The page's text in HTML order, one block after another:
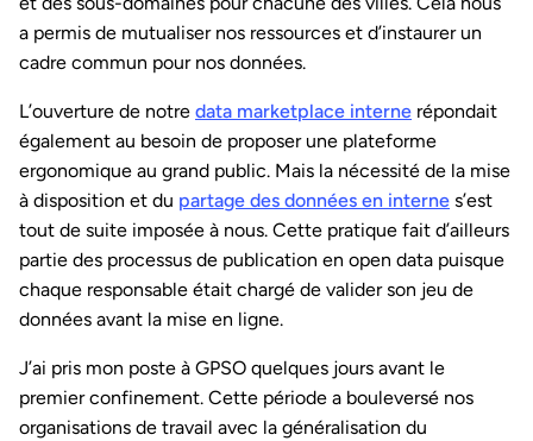
a permis de mutualiser nos ressources et d’instaurer un
cadre commun pour nos données.
L’ouverture de notre data marketplace interne répondait
également au besoin de proposer une plateforme
ergonomique au grand public. Mais la nécessité de la mise
à disposition et du partage des données en interne s’est
tout de suite imposée à nous. Cette pratique fait d’ailleurs
partie des processus de publication en open data puisque
chaque responsable était chargé de valider son jeu de
données avant la mise en ligne.
J’ai pris mon poste à GPSO quelques jours avant le
premier confinement. Cette période a bouleversé nos
organisations de travail avec la généralisation du